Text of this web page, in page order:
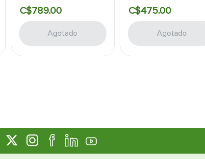
C$789.00
Agotado
C$475.00
Agotado